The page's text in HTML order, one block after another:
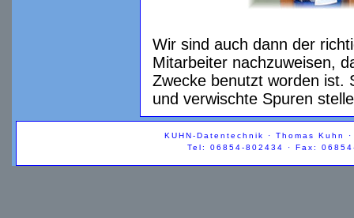
Wir sind auch dann der
Mitarbeiter nachzuweisen,
Zwecke benutzt worden ist.
und verwischte Spuren
KUHN-Datentechnik · Thomas Kuhn
Tel: 06854-802434 · Fax: